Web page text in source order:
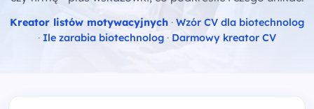
Kreator listów motywacyjnych · Wzór CV dla biotechnolog
· Ile zarabia biotechnolog · Darmowy kreator CV